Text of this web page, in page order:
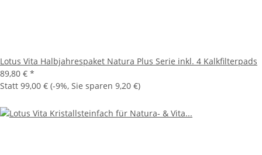
Lotus Vita Halbjahrespaket Natura Plus Serie inkl. 4 Kalkfilterpads
89,80 € *
Statt 99,00 € (-9%, Sie sparen 9,20 €)